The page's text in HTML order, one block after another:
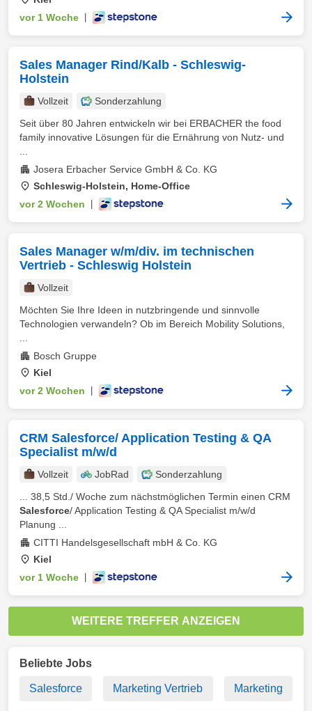
vor 1 Woche
Sales Manager Rind/Kalb - Schleswig-
Holstein
Vollzeit
Sonderzahlung
Seit über 80 Jahren entwickeln wir bei ERBACHER the food
family innovative Lösungen für die Ernährung von Nutz- und
Josera Erbacher Service GmbH & Co. KG
Schleswig-Holstein, Home-Office
vor 2 Wochen
Sales Manager w/m/div. im technischen
Vertrieb - Schleswig Holstein
Vollzeit
Möchten Sie Ihre Ideen in nutzbringende und sinnvolle
Technologien verwandeln? Ob im Bereich Mobility Solutions,
Bosch Gruppe
Kiel
vor 2 Wochen
CRM Salesforce/ Application Testing & QA
Specialist m/w/d
Vollzeit JobRad
Sonderzahlung
... 38,5 Std./ Woche zum nächstmöglichen Termin einen CRM
Salesforce/ Application Testing & QA Specialist m/w/d
Planung ...
CITTI Handelsgesellschaft mbH & Co. KG
Kiel
vor 1 Woche
WEITERE TREFFER ANZEIGEN
Beliebte Jobs
Salesforce Marketing Vertrieb Marketing